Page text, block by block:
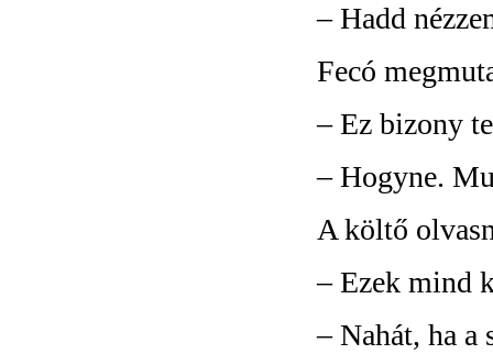
–Hadd
Fecó
–Ez bizony
–Hogyne.
A költő
–Ezek mind
–Nahát, ha